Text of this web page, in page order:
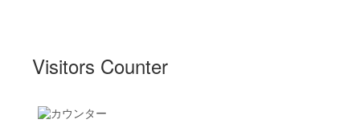
Visitors Counter